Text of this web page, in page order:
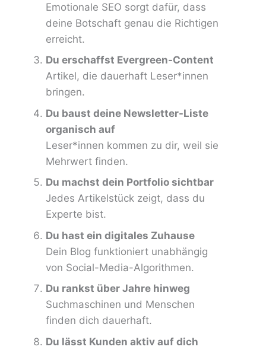
Emotionale SEO sorgt dafür, dass
deine Botschaft genau die Richtigen
erreicht.
Du erschaffst Evergreen-Content
Artikel, die dauerhaft Leser*innen
bringen.
Du baust deine Newsletter-Liste
organisch auf
Leser*innen kommen zu dir, weil sie
Mehrwert finden.
Du machst dein Portfolio sichtbar
Jedes Artikelstück zeigt, dass du
Experte bist.
Du hast ein digitales Zuhause
Dein Blog funktioniert unabhängig
von Social-Media-Algorithmen.
Du rankst über Jahre hinweg
Suchmaschinen und Menschen
finden dich dauerhaft.
Du lässt Kunden aktiv auf dich